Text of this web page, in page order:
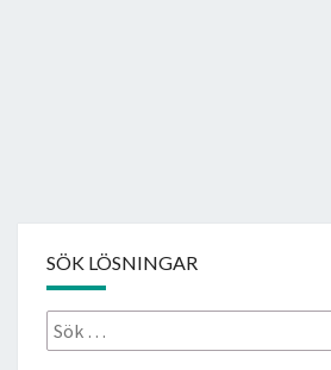
SÖK LÖSNINGAR
Sök
efter: